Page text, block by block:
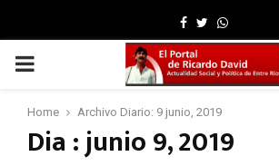
Facebook
TwitterWhatsapp
PRIMARY
MENU
Home Archivo Diario: 9 junio, 2019
Dia : junio 9, 2019